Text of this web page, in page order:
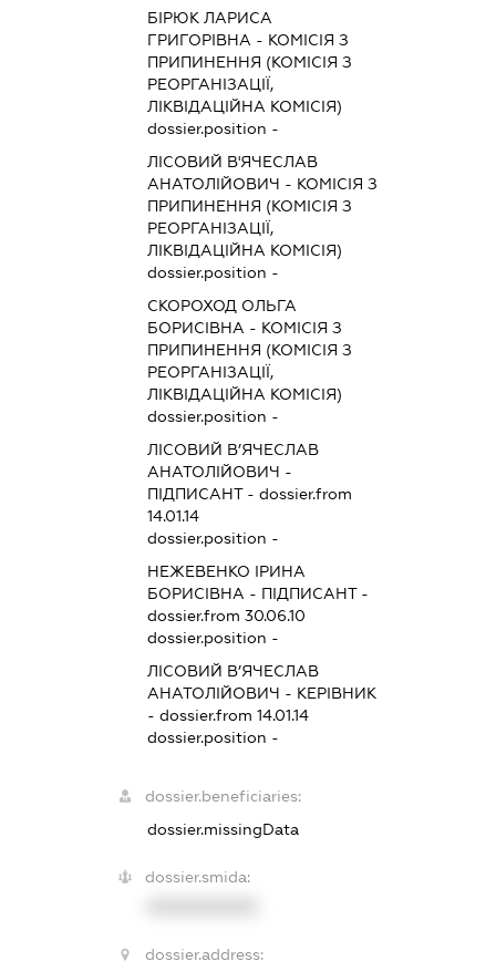
БІРЮК ЛАРИСА
ГРИГОРІВНА - КОМІСІЯ З
ПРИПИНЕННЯ (КОМІСІЯ З
РЕОРГАНІЗАЦІЇ,
ЛІКВІДАЦІЙНА КОМІСІЯ)
dossier.position -
ЛІСОВИЙ В'ЯЧЕСЛАВ
АНАТОЛІЙОВИЧ - КОМІСІЯ З
ПРИПИНЕННЯ (КОМІСІЯ З
РЕОРГАНІЗАЦІЇ,
ЛІКВІДАЦІЙНА КОМІСІЯ)
dossier.position -
СКОРОХОД ОЛЬГА
БОРИСІВНА - КОМІСІЯ З
ПРИПИНЕННЯ (КОМІСІЯ З
РЕОРГАНІЗАЦІЇ,
ЛІКВІДАЦІЙНА КОМІСІЯ)
dossier.position -
ЛІСОВИЙ В’ЯЧЕСЛАВ
АНАТОЛІЙОВИЧ -
ПІДПИСАНТ- dossier.from
14.01.14
dossier.position -
НЕЖЕВЕНКО ІРИНА
БОРИСІВНА - ПІДПИСАНТ-
dossier.from 30.06.10
dossier.position -
ЛІСОВИЙ В’ЯЧЕСЛАВ
АНАТОЛІЙОВИЧ - КЕРІВНИК
- dossier.from 14.01.14
dossier.position -
dossier.beneficiaries:
dossier.missingData
dossier.smida:
dossier.address: